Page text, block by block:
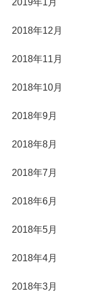
2019年1月
2018年12月
2018年11月
2018年10月
2018年9月
2018年8月
2018年7月
2018年6月
2018年5月
2018年4月
2018年3月